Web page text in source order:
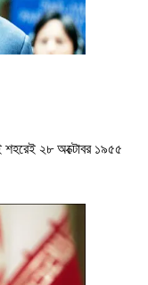
শহরেই ২৮ অক্টোবর ১৯৫৫